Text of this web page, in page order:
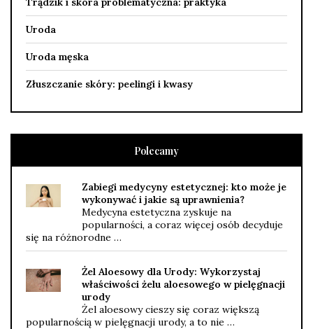
Uroda
Uroda męska
Złuszczanie skóry: peelingi i kwasy
Polecamy
Zabiegi medycyny estetycznej: kto może je
wykonywać i jakie są uprawnienia?
Medycyna estetyczna zyskuje na
popularności, a coraz więcej osób decyduje
się na różnorodne …
Żel Aloesowy dla Urody: Wykorzystaj
właściwości żelu aloesowego w pielęgnacji
urody
Żel aloesowy cieszy się coraz większą
popularnością w pielęgnacji urody, a to nie …